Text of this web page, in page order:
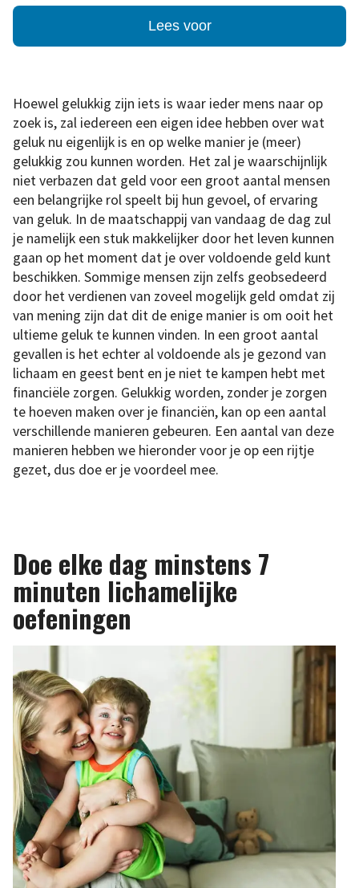
Lees voor
Hoewel gelukkig zijn iets is waar ieder mens naar op
zoek is, zal iedereen een eigen idee hebben over wat
geluk nu eigenlijk is en op welke manier je (meer)
gelukkig zou kunnen worden. Het zal je waarschijnlijk
niet verbazen dat geld voor een groot aantal mensen
een belangrijke rol speelt bij hun gevoel, of ervaring
van geluk. In de maatschappij van vandaag de dag zul
je namelijk een stuk makkelijker door het leven kunnen
gaan op het moment dat je over voldoende geld kunt
beschikken. Sommige mensen zijn zelfs geobsedeerd
door het verdienen van zoveel mogelijk geld omdat zij
van mening zijn dat dit de enige manier is om ooit het
ultieme geluk te kunnen vinden. In een groot aantal
gevallen is het echter al voldoende als je gezond van
lichaam en geest bent en je niet te kampen hebt met
financiële zorgen. Gelukkig worden, zonder je zorgen
te hoeven maken over je financiën, kan op een aantal
verschillende manieren gebeuren. Een aantal van deze
manieren hebben we hieronder voor je op een rijtje
gezet, dus doe er je voordeel mee.
Doe elke dag minstens 7
minuten lichamelijke
oefeningen